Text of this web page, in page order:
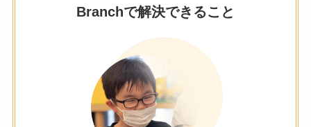
Branchで解決できること